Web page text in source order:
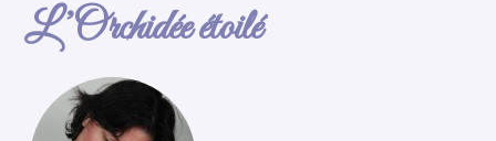
L’Orchidée étoilé